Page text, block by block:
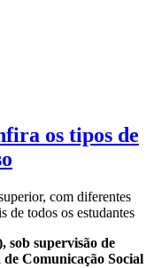
os tipos de
com diferentes
de todos os estudantes
sob supervisão de
Comunicação Social